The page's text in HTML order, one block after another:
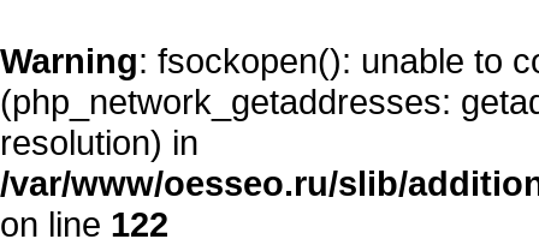
Warning: fsockopen(): unable to
(php_network_getaddresses:
resolution) in
/var/www/oesseo.ru/slib/
on line 122